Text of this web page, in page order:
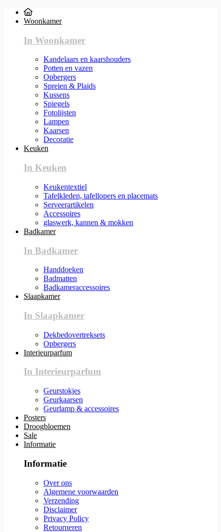
Woonkamer
In Woonkamer
Kandelaars en kaarshouders
Potten en vazen
Opbergers
Spreien & Plaids
Kussens
Spiegels
Fotolijsten
Lampen
Kaarsen
Decoratie
Keuken
In Keuken
Keukentextiel
Tafelkleden, tafellopers en placemats
Serveerartikelen
Accessoires
glaswerk, kannen & mokken
Badkamer
In Badkamer
Handdoeken
Badmatten
Badkameraccessoires
Slaapkamer
In Slaapkamer
Dekbedovertreksets
Opbergers
Interieurparfum
In Interieurparfum
Geurstokjes
Geurkaarsen
Geurlamp & accessoires
Posters
Droogbloemen
Sale
Informatie
Informatie
Over ons
Algemene voorwaarden
Verzending
Disclaimer
Privacy Policy
Retourneren